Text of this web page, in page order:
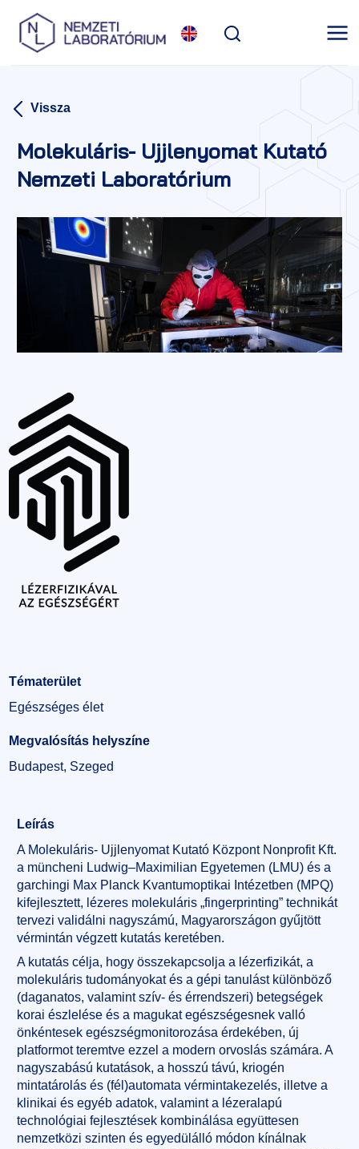
Vissza
Molekuláris- Ujjlenyomat Kutató
Nemzeti Laboratórium
Tématerület
Egészséges élet
Megvalósítás helyszíne
Budapest, Szeged
Leírás
A Molekuláris- Ujjlenyomat Kutató Központ Nonprofit Kft.
a müncheni Ludwig–Maximilian Egyetemen (LMU) és a
garchingi Max Planck Kvantumoptikai Intézetben (MPQ)
kifejlesztett, lézeres molekuláris „fingerprinting” technikát
tervezi validálni nagyszámú, Magyarországon gyűjtött
vérmintán végzett kutatás keretében.
A kutatás célja, hogy összekapcsolja a lézerfizikát, a
molekuláris tudományokat és a gépi tanulást különböző
(daganatos, valamint szív- és érrendszeri) betegségek
korai észlelése és a magukat egészségesnek valló
önkéntesek egészségmonitorozása érdekében, új
platformot teremtve ezzel a modern orvoslás számára. A
nagyszabású kutatások, a hosszú távú, kriogén
mintatárolás és (fél)automata vérmintakezelés, illetve a
klinikai és egyéb adatok, valamint a lézeralapú
technológiai fejlesztések kombinálása együttesen
nemzetközi szinten és egyedülálló módon kínálnak